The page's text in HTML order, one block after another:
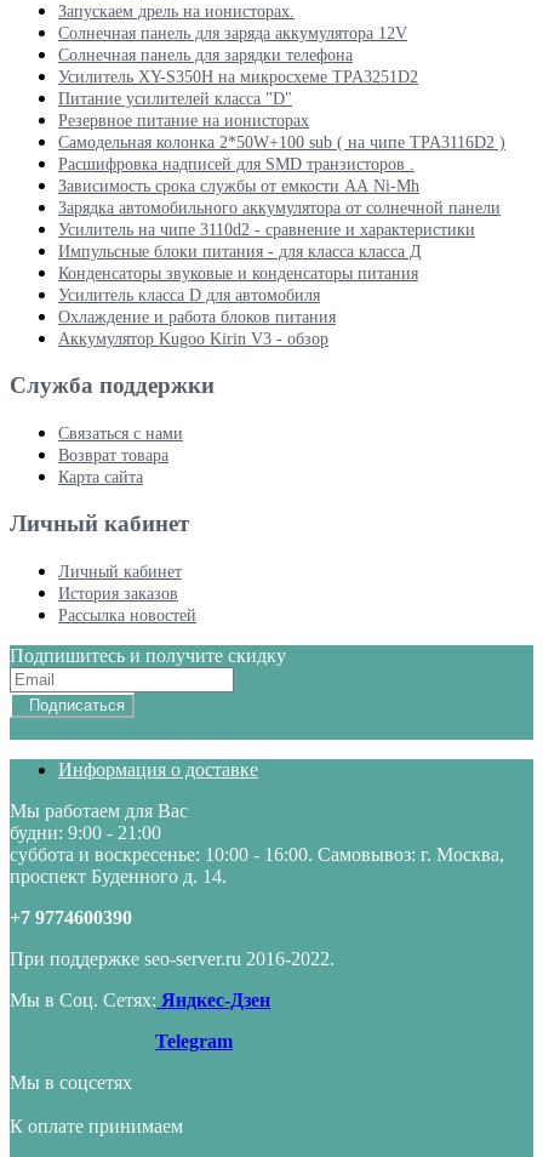
Запускаем дрель на ионисторах.
Солнечная панель для заряда аккумулятора 12V
Солнечная панель для зарядки телефона
Усилитель XY-S350H на микросхеме TPA3251D2
Питание усилителей класса "D"
Резервное питание на ионисторах
Самодельная колонка 2*50W+100 sub ( на чипе TPA3116D2 )
Расшифровка надписей для SMD транзисторов .
Зависимость срока службы от емкости АА Ni-Mh
Зарядка автомобильного аккумулятора от солнечной панели
Усилитель на чипе 3110d2 - сравнение и характеристики
Импульсные блоки питания - для класса класса Д
Конденсаторы звуковые и конденсаторы питания
Усилитель класса D для автомобиля
Охлаждение и работа блоков питания
Аккумулятор Kugoo Kirin V3 - обзор
Служба поддержки
Связаться с нами
Возврат товара
Карта сайта
Личный кабинет
Личный кабинет
История заказов
Рассылка новостей
Подпишитесь и получите скидку
Подписаться
Информация о доставке
Мы работаем для Вас
будни: 9:00 - 21:00
суббота и воскресенье: 10:00 - 16:00. Самовывоз: г. Москва,
проспект Буденного д. 14.
+7 9774600390
При поддержке seo-server.ru 2016-2022.
Мы в Соц. Сетях: Яндкес-Дзен
Telegram
Мы в соцсетях
К оплате принимаем